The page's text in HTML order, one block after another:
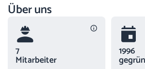
Über uns
7
Mitarbeiter
1996